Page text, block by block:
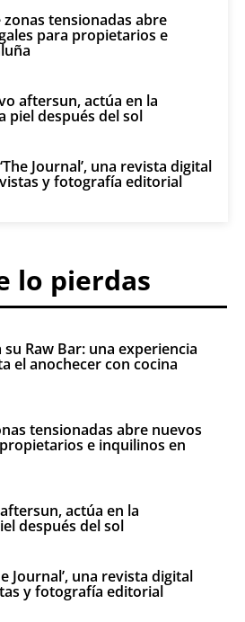
zonas tensionadas abre
para propietarios e
aftersun, actúa en la
piel después del sol
Journal’, una revista digital
y fotografía editorial
lo pierdas
Raw Bar: una experiencia
el anochecer con cocina
tensionadas abre nuevos
e inquilinos en
actúa en la
después del sol
Journal’, una revista digital
y fotografía editorial